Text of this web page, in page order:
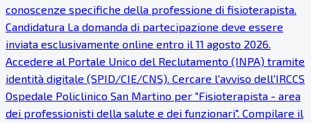
conoscenze specifiche della professione di fisioterapista.
Candidatura La domanda di partecipazione deve essere
inviata esclusivamente online entro il 11 agosto 2026.
Accedere al Portale Unico del Reclutamento (INPA) tramite
identità digitale (SPID/CIE/CNS). Cercare l'avviso dell'IRCCS
Ospedale Policlinico San Martino per "Fisioterapista - area
dei professionisti della salute e dei funzionari". Compilare il